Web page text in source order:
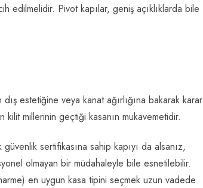
edilmelidir. Pivot kapılar, geniş açıklıklarda bile
dış estetiğine veya kanat ağırlığına bakarak karar
millerinin geçtiği kasanın mukavemetidir.
sertifikasına sahip kapıyı da alsanız,
olmayan bir müdahaleyle bile esnetilebilir.
en uygun kasa tipini seçmek uzun vadede